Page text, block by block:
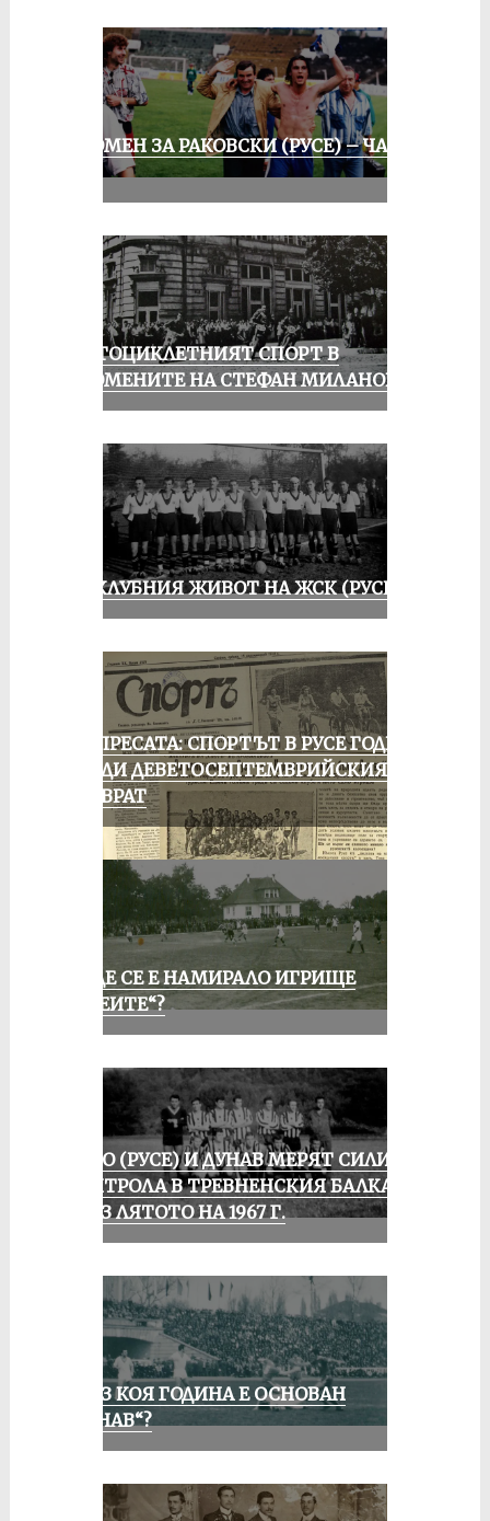
СПОМЕН ЗА РАКОВСКИ (РУСЕ) – ЧАСТ
МОТОЦИКЛЕТНИЯТ СПОРТ В
СПОМЕНИТЕ НА СТЕФАН МИЛАНОВ
ИЗ КЛУБНИЯ ЖИВОТ НА ЖСК (РУСЕ)
ОТ ПРЕСАТА: СПОРТЪТ В РУСЕ ГОДИНА
ПРЕДИ ДЕВЕТОСЕПТЕМВРИЙСКИЯ
ПРЕВРАТ
КЪДЕ СЕ Е НАМИРАЛО ИГРИЩЕ
„АЛЕИТЕ“?
ЛОКО (РУСЕ) И ДУНАВ МЕРЯТ СИЛИ В
КОНТРОЛА В ТРЕВНЕНСКИЯ БАЛКАН
ПРЕЗ ЛЯТОТО НА 1967 Г.
ПРЕЗ КОЯ ГОДИНА Е ОСНОВАН
„ДУНАВ“?